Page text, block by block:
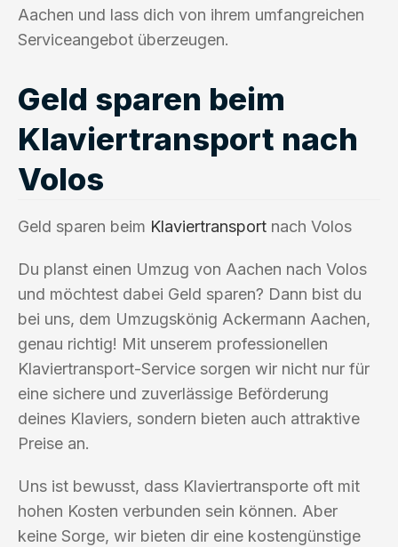
Aachen und lass dich von ihrem umfangreichen
Serviceangebot überzeugen.
Geld sparen beim
Klaviertransport nach
Volos
Geld sparen beim Klaviertransport nach Volos
Du planst einen Umzug von Aachen nach Volos
und möchtest dabei Geld sparen? Dann bist du
bei uns, dem Umzugskönig Ackermann Aachen,
genau richtig! Mit unserem professionellen
Klaviertransport-Service sorgen wir nicht nur für
eine sichere und zuverlässige Beförderung
deines Klaviers, sondern bieten auch attraktive
Preise an.
Uns ist bewusst, dass Klaviertransporte oft mit
hohen Kosten verbunden sein können. Aber
keine Sorge, wir bieten dir eine kostengünstige